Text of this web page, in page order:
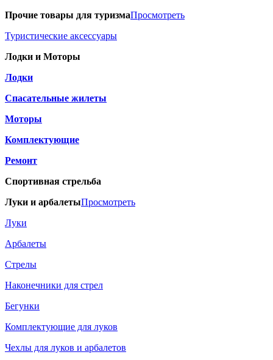
Прочие товары для туризмаПросмотреть
Туристические аксессуары
Лодки и Моторы
Лодки
Спасательные жилеты
Моторы
Комплектующие
Ремонт
Спортивная стрельба
Луки и арбалетыПросмотреть
Луки
Арбалеты
Стрелы
Наконечники для стрел
Бегунки
Комплектующие для луков
Чехлы для луков и арбалетов